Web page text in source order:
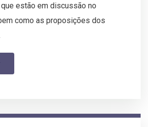
estão em discussão no
como as proposições dos